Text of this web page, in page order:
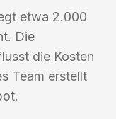
etwa 2.000
Die
die Kosten
Team erstellt